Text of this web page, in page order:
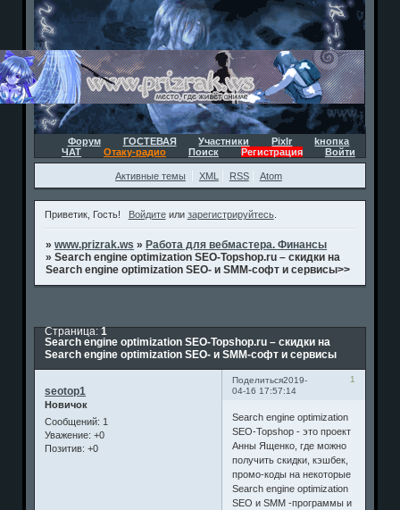
Форум ГОСТЕВАЯ Участники Pixlr
kнопка
ЧАТ
Отаку-радио Поиск Регистрация Войти
Активные темы XML RSS Atom
Приветик, Гость! Войдитеили зарегистрируйтесь.
»www.prizrak.ws » Работа для вебмастера. Финансы
»Search engine optimization SEO-Topshop.ru – скидки на
Search engine optimization SEO- и SMM-софт и сервисы>>
Search engine optimization SEO-Topshop.ru – скидки на
Search engine optimization SEO- и SMM-софт и сервисы
Страница:1
Поделиться 1
2019-
04-16 17:57:14
seotop1
Новичок
Сообщений: 1
Уважение: +0
Позитив: +0
Search engine optimization
SEO-Topshop - это проект
Анны Ященко, где можно
получить скидки, кэшбек,
промо-коды на некоторые
Search engine optimization
SEO и SMM -программы и